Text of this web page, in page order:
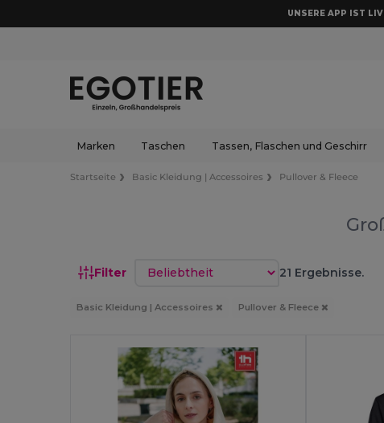
UNSERE APP IST
Marken Taschen Tassen, Flaschen und Geschirr
Startseite Basic Kleidung | Accessoires Pullover & Fleece
Filter Sortieren nach 21 Ergebnisse.
Basic Kleidung | Accessoires Pullover & Fleece